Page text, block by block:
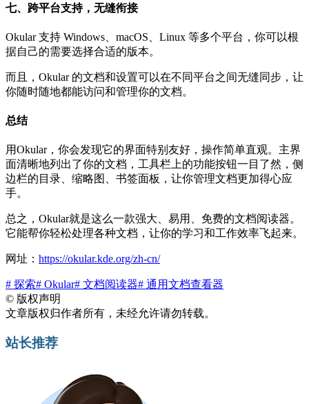
七、跨平台支持，无缝衔接
Okular 支持 Windows、macOS、Linux 等多个平台，你可以根
据自己的需要选择合适的版本。
而且，Okular 的文档和设置可以在不同平台之间无缝同步，让
你随时随地都能访问和管理你的文档。
总结
用Okular，你会发现它的界面特别友好，操作简单直观。主界
面清晰地列出了你的文档，工具栏上的功能按钮一目了然，侧
边栏的目录、缩略图、书签面板，让你管理文档更加得心应
手。
总之，Okular就是这么一款强大、易用、免费的文档阅读器。
它能帮你轻松处理各种文档，让你的学习和工作效率飞起来。
网址： https://okular.kde.org/zh-cn/
# 探索# Okular# 文档阅读器# 通用文档查看器
© 版权声明
文章版权归作者所有，未经允许请勿转载。
站长推荐